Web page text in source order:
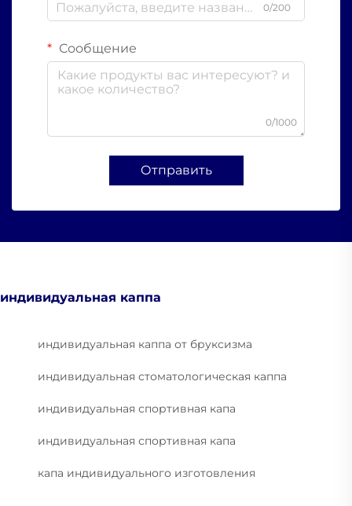
0/200
Сообщение
0/1000
Отправить
индивидуальная каппа
индивидуальная каппа от бруксизма
индивидуальная стоматологическая каппа
индивидуальная спортивная капа
индивидуальная спортивная капа
капа индивидуального изготовления